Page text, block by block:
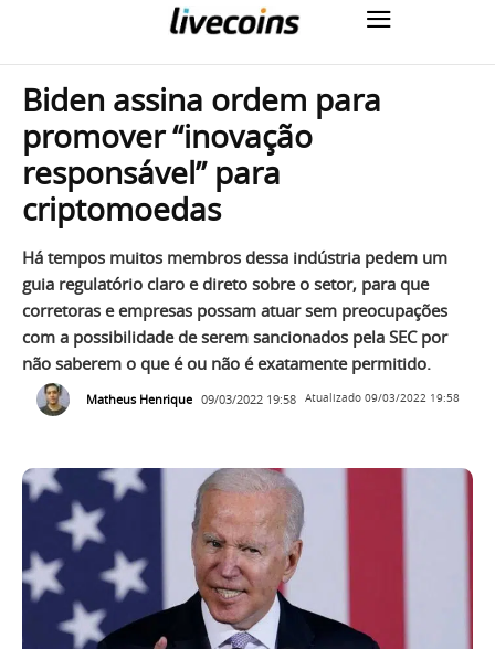
Biden assina ordem para
promover “inovação
responsável” para
criptomoedas
Há tempos muitos membros dessa indústria pedem um
guia regulatório claro e direto sobre o setor, para que
corretoras e empresas possam atuar sem preocupações
com a possibilidade de serem sancionados pela SEC por
não saberem o que é ou não é exatamente permitido.
Matheus Henrique 09/03/2022 19:58 Atualizado 09/03/2022 19:58